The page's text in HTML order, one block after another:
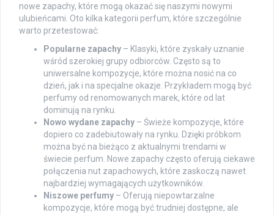
nowe zapachy, które mogą okazać się naszymi nowymi
ulubieńcami. Oto kilka kategorii perfum, które szczególnie
warto przetestować:
Popularne zapachy – Klasyki, które zyskały uznanie
wśród szerokiej grupy odbiorców. Często są to
uniwersalne kompozycje, które można nosić na co
dzień, jak i na specjalne okazje. Przykładem mogą być
perfumy od renomowanych marek, które od lat
dominują na rynku.
Nowo wydane zapachy – Świeże kompozycje, które
dopiero co zadebiutowały na rynku. Dzięki próbkom
można być na bieżąco z aktualnymi trendami w
świecie perfum. Nowe zapachy często oferują ciekawe
połączenia nut zapachowych, które zaskoczą nawet
najbardziej wymagających użytkowników.
Niszowe perfumy – Oferują niepowtarzalne
kompozycje, które mogą być trudniej dostępne, ale